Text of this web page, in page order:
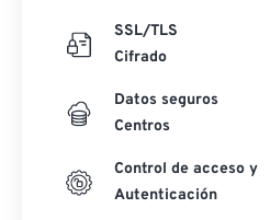
SSL/TLS
Cifrado
Datos seguros
Centros
Control de acceso y
Autenticación